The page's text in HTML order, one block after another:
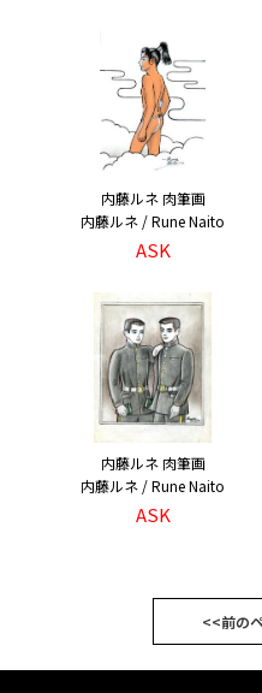
内藤ルネ 肉筆画
内藤ルネ / Rune Naito
ASK
内藤ルネ 肉筆画
内藤ルネ / Rune Naito
ASK
<<前の